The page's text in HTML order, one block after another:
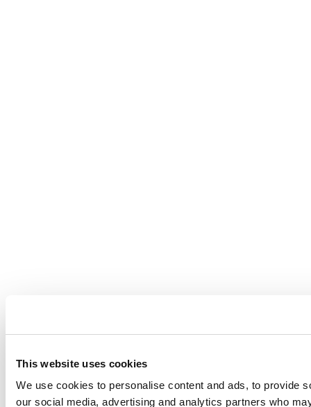
This website uses cookies
We use cookies to personalise content and ads, to provide
our social media, advertising and analytics partners who